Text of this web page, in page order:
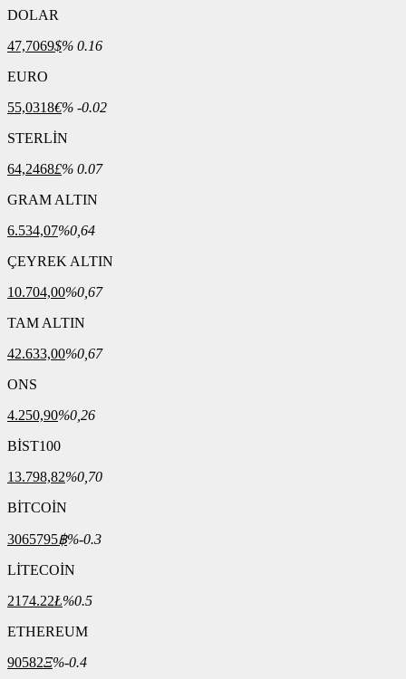
DOLAR
47,7069$% 0.16
EURO
55,0318€% -0.02
STERLİN
64,2468£% 0.07
GRAM ALTIN
6.534,07%0,64
ÇEYREK ALTIN
10.704,00%0,67
TAM ALTIN
42.633,00%0,67
ONS
4.250,90%0,26
BİST100
13.798,82%0,70
BİTCOİN
3065795฿%-0.3
LİTECOİN
2174.22Ł%0.5
ETHEREUM
90582Ξ%-0.4